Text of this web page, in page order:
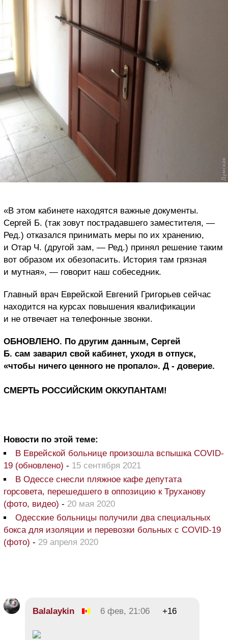
«В этом кабинете находятся важные документы.
Сергей Б. (так зовут пострадавшего заместителя, —
Ред.) отказался принимать меры по их хранению,
и Отар Ч. (другой зам, — Ред.) принял решение таким
вот образом их обезопасить. История там грязная
и мутная», — говорит наш собеседник.
Главный врач Еврейской Евгений Григорьев сейчас
находится на курсах повышения квалификации
и не отвечает на телефонные звонки.
ОБНОВЛЕНО. По другим данным, Сергей
Б. сам заварил свой кабинет, уходя в отпуск,
«чтобы ничего ценного не пропало». Д - доверие.
СМЕРТЬ РОССИЙСКИМ ОККУПАНТАМ!
Новости по этой теме:
В Еврейской больнице произошла вспышка COVID-
19 (обновлено) - 15 сентября 2021
В Одессе снесли пляжное кафе депутата
горсовета, перешедшего в оппозицию к Труханову
(фото, видео) - 20 мая 2020
Одесские больницы получили два специальных
бокса для изоляции и перевозки больных с COVID-19
(фото) - 29 апреля 2020
Balalaykin 6 фев, 21:06 +16